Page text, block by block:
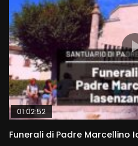
01:02:52
Funerali di Padre Marcellino